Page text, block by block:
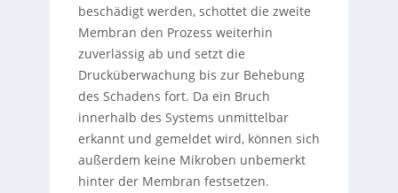
beschädigt werden, schottet die zweite
Membran den Prozess weiterhin
zuverlässig ab und setzt die
Drucküberwachung bis zur Behebung
des Schadens fort. Da ein Bruch
innerhalb des Systems unmittelbar
erkannt und gemeldet wird, können sich
außerdem keine Mikroben unbemerkt
hinter der Membran festsetzen.